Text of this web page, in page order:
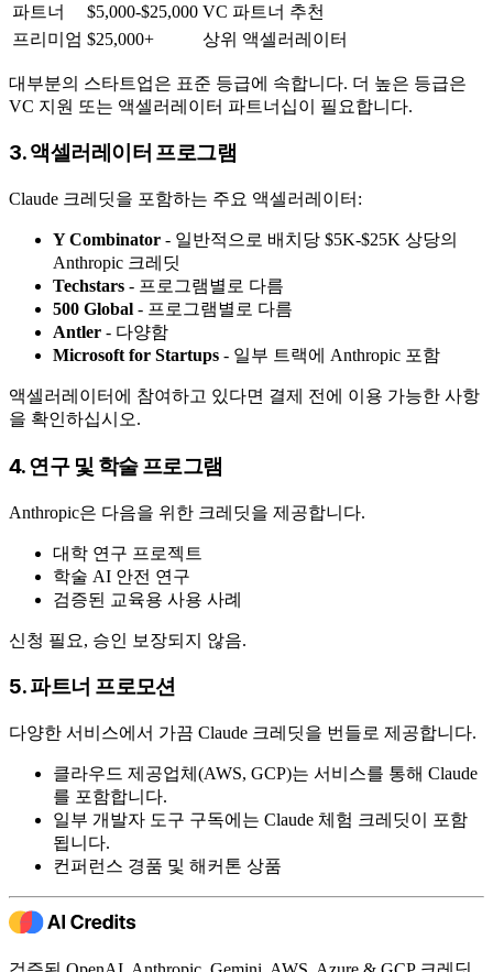
파트너
$5,000-$25,000 VC 파트너 추천
프리미엄 $25,000+ 상위 액셀러레이터
대부분의 스타트업은 표준 등급에 속합니다. 더 높은 등급은
VC 지원 또는 액셀러레이터 파트너십이 필요합니다.
3. 액셀러레이터 프로그램
Claude 크레딧을 포함하는 주요 액셀러레이터:
Y Combinator - 일반적으로 배치당 $5K-$25K 상당의
Anthropic 크레딧
Techstars - 프로그램별로 다름
500 Global - 프로그램별로 다름
Antler - 다양함
Microsoft for Startups - 일부 트랙에 Anthropic 포함
액셀러레이터에 참여하고 있다면 결제 전에 이용 가능한 사항
을 확인하십시오.
4. 연구 및 학술 프로그램
Anthropic은 다음을 위한 크레딧을 제공합니다.
대학 연구 프로젝트
학술 AI 안전 연구
검증된 교육용 사용 사례
신청 필요, 승인 보장되지 않음.
5. 파트너 프로모션
다양한 서비스에서 가끔 Claude 크레딧을 번들로 제공합니다.
클라우드 제공업체(AWS, GCP)는 서비스를 통해 Claude
를 포함합니다.
일부 개발자 도구 구독에는 Claude 체험 크레딧이 포함
됩니다.
컨퍼런스 경품 및 해커톤 상품